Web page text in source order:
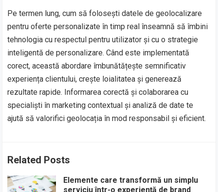
Pe termen lung, cum să folosești datele de geolocalizare
pentru oferte personalizate în timp real înseamnă să îmbini
tehnologia cu respectul pentru utilizator și cu o strategie
inteligentă de personalizare. Când este implementată
corect, această abordare îmbunătățește semnificativ
experiența clientului, crește loialitatea și generează
rezultate rapide. Informarea corectă și colaborarea cu
specialiști în marketing contextual și analiză de date te
ajută să valorifici geolocația în mod responsabil și eficient.
Related Posts
Elemente care transformă un simplu
serviciu într-o experiență de brand